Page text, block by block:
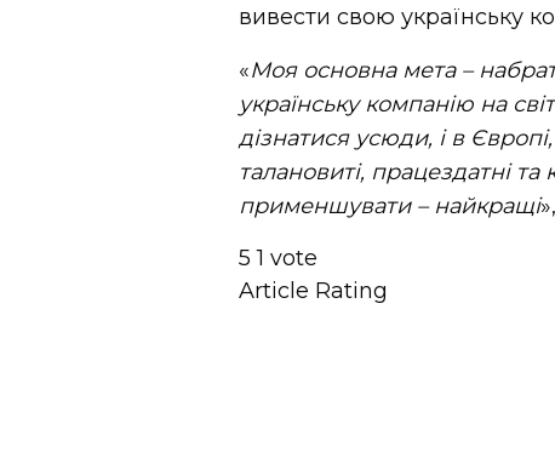
вивести свою українську
«Моя основна мета –
українську компанію на
дізнатися усюди, і в
талановиті, працездатні
применшувати – найкращі
5 1 vote
Article Rating